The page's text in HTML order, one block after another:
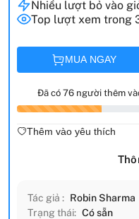
Nhiều lượt bỏ vào
Top lượt xem trong
MUA NGAY
Đã có 76 người thêm
Thêm vào yêu thích
Tác giả : Robin Sharma
Trạng thái: Có sẵn